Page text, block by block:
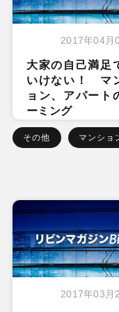
2017年04月
大家の自己満足
いけない！ マ
ョン、アパート
ーミング
その他 マンショ
2017年03月